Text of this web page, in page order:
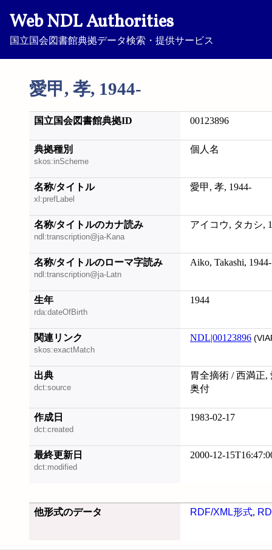
Web NDL Authorities
国立国会図書館典拠データ検索・提供サービス
愛甲, 孝, 1944-
国立国会図書館典拠ID 00123896
典拠種別
skos:inScheme
個人名
名称/タイトル
xl:prefLabel
愛甲, 孝, 1944-
名称/タイトルのカナ読み
ndl:transcription@ja-Kana
アイコウ, タカシ,
名称/タイトルのローマ字読み
ndl:transcription@ja-Latn
Aiko, Takashi, 1944-
生年
rda:dateOfBirth
1944
関連リンク
skos:exactMatch
NDL|00123896
出典
dct:source
胃全摘術 / 西満正,
奥付
作成日
dct:created
1983-02-17
最終更新日
dct:modified
2000-12-
他形式のデータ RDF/XML形式,